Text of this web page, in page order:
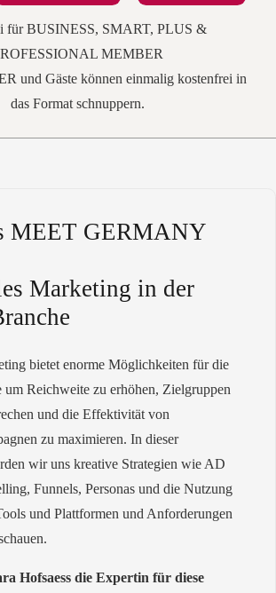
für BUSINESS, SMART, PLUS &
MEMBER
und Gäste können einmalig kostenfrei in
das Format schnuppern.
MEET GERMANY
Marketing in der
bietet enorme Möglichkeiten für die
Reichweite zu erhöhen, Zielgruppen
und die Effektivität von
zu maximieren. In dieser
wir uns kreative Strategien wie AD
Funnels, Personas und die Nutzung
und Plattformen und Anforderungen
Hofsaess die Expertin für diese